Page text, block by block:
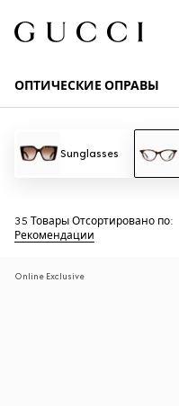
ОПТИЧЕСКИЕ ОПРАВЫ
Sunglasses
35 Товары Отсортировано по:
Рекомендации
Online Exclusive